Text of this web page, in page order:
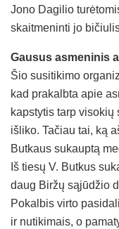
Jono Dagilio
skaitmeninti jo
Gausus asmeninis
Šio susitikimo
kad prakalbta apie
kapstytis tarp
išliko. Tačiau tai, ką
Butkaus sukauptą
Iš tiesų V. Butkus
daug Biržų sąjūdžio
Pokalbis virto
ir nutikimais, o